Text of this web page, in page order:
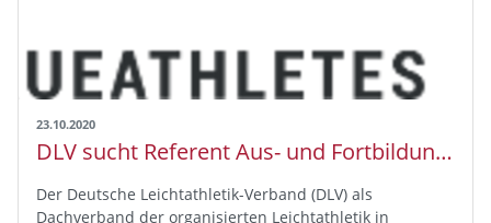
23.10.2020
DLV sucht Referent Aus- und Fortbildung (m/w/d)
Der Deutsche Leichtathletik-Verband (DLV) als
Dachverband der organisierten Leichtathletik in